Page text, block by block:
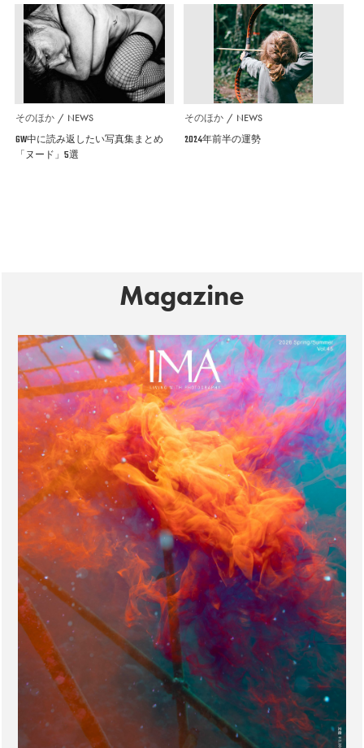
そのほか NEWS
GW中に読み返したい写真集まとめ
「ヌード」5選
そのほか NEWS
2024年前半の運勢
Magazine